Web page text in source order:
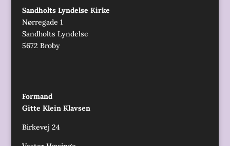
Sandholts Lyndelse Kirke
Nørregade 1
Sandholts Lyndelse
5672 Broby
Formand
Gitte Klein Klavsen
Birkevej 24